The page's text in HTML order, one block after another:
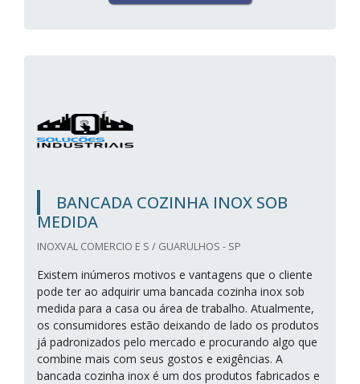
BANCADA COZINHA INOX SOB
MEDIDA
INOXVAL COMERCIO E S / GUARULHOS - SP
Existem inúmeros motivos e vantagens que o cliente
pode ter ao adquirir uma bancada cozinha inox sob
medida para a casa ou área de trabalho. Atualmente,
os consumidores estão deixando de lado os produtos
já padronizados pelo mercado e procurando algo que
combine mais com seus gostos e exigências. A
bancada cozinha inox é um dos produtos fabricados e